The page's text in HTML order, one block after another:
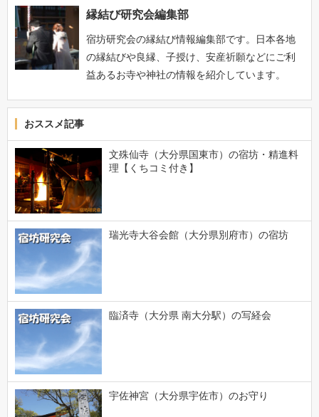
縁結び研究会編集部
宿坊研究会の縁結び情報編集部です。日本各地
の縁結びや良縁、子授け、安産祈願などにご利
益あるお寺や神社の情報を紹介しています。
おススメ記事
文殊仙寺（大分県国東市）の宿坊・精進料
理【くちコミ付き】
瑞光寺大谷会館（大分県別府市）の宿坊
臨済寺（大分県 南大分駅）の写経会
宇佐神宮（大分県宇佐市）のお守り